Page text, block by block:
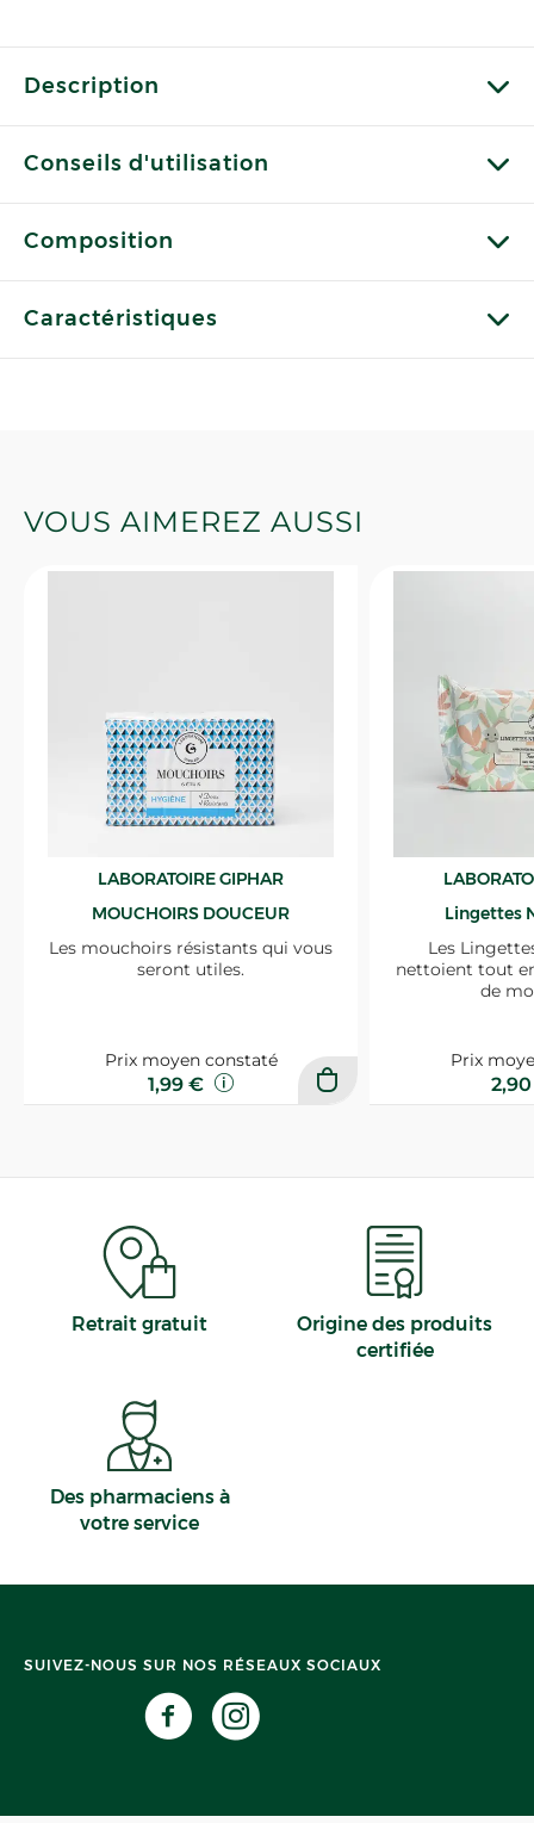
Description
Conseils d'utilisation
Composition
Caractéristiques
VOUS AIMEREZ AUSSI
LABORATOIRE GIPHAR
MOUCHOIRS DOUCEUR
Les mouchoirs résistants qui vous
seront utiles.
Prix moyen constaté
1,99 €
Lingettes
Les
nettoient tout
de
Prix
Retrait gratuit
Origine des produits
certifiée
Des pharmaciens à
votre service
SUIVEZ-NOUS SUR NOS RÉSEAUX SOCIAUX